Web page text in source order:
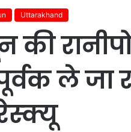
Uttarakhand
की
ले जा